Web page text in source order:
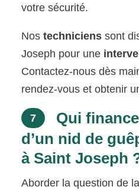
votre sécurité.
Nostechniciens sont
Joseph pour une
Contactez-nous dès
rendez-vous et obtenir
7
Qui
d’un nid de
à Saint Joseph
Aborder la question de